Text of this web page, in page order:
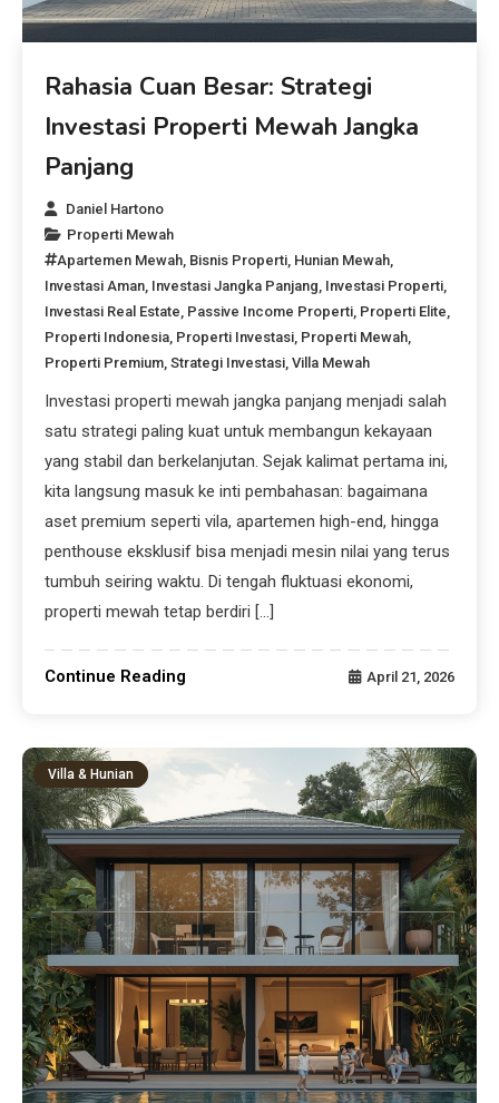
Rahasia Cuan Besar: Strategi
Investasi Properti Mewah Jangka
Panjang
Daniel Hartono
Properti Mewah
Apartemen Mewah, Bisnis Properti, Hunian Mewah,
Investasi Aman, Investasi Jangka Panjang, Investasi Properti,
Investasi Real Estate, Passive Income Properti, Properti Elite,
Properti Indonesia, Properti Investasi, Properti Mewah,
Properti Premium,Strategi Investasi,Villa Mewah
Investasi properti mewah jangka panjang menjadi salah
satu strategi paling kuat untuk membangun kekayaan
yang stabil dan berkelanjutan. Sejak kalimat pertama ini,
kita langsung masuk ke inti pembahasan: bagaimana
aset premium seperti vila, apartemen high-end, hingga
penthouse eksklusif bisa menjadi mesin nilai yang terus
tumbuh seiring waktu. Di tengah fluktuasi ekonomi,
properti mewah tetap berdiri […]
Continue Reading April 21, 2026
Villa & Hunian